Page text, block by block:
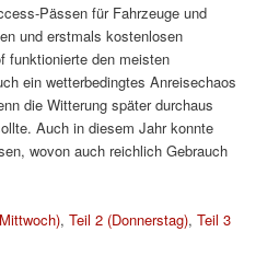
Pässen für Fahrzeuge und
und erstmals kostenlosen
funktionierte den meisten
ein wetterbedingtes Anreisechaos
die Witterung später durchaus
Auch in diesem Jahr konnte
wovon auch reichlich Gebrauch
,Teil 2 (Donnerstag),Teil 3